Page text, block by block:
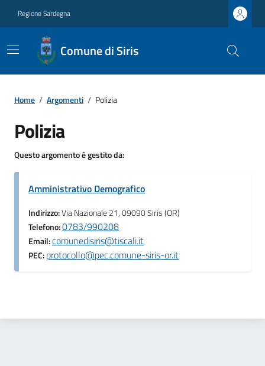
Regione Sardegna
Comune di Siris
Home / Argomenti / Polizia
Polizia
Questo argomento è gestito da:
Amministrativo Demografico
Indirizzo:Via Nazionale 21, 09090 Siris (OR)
Telefono:0783/990208
Email:comunedisiris@tiscali.it
PEC:protocollo@pec.comune-siris-or.it